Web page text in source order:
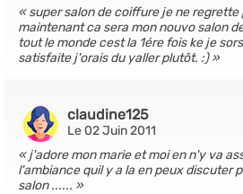
super salon de coiffure je ne
maintenant ca sera mon nouvo salon
tout le monde cest la 1ére fois ke je
satisfaite j'orais du yaller plutôt. :)
claudine125
Le 02 Juin 2011
j'adore mon marie et moi en n'y va
l'ambiance quil y a la en peux discuter
salon ......